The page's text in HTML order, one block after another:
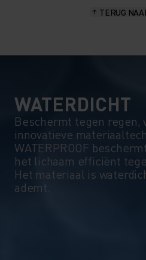
TERUG
WATERDICHT
Beschermt tegen regen,
innovatieve
WATERPROOF
het lichaam efficiënt
Het materiaal is
ademt.